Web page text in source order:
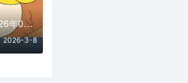
免费节点合集 | 2026年03月08日SSR/V2Ray/Clash订阅整理
2026-3-8